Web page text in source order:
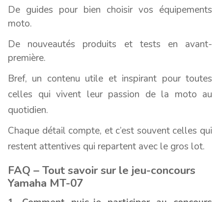
De guides pour bien choisir vos équipements
moto.
De nouveautés produits et tests en avant-
première.
Bref, un contenu utile et inspirant pour toutes
celles qui vivent leur passion de la moto au
quotidien.
Chaque détail compte, et c’est souvent celles qui
restent attentives qui repartent avec le gros lot.
FAQ – Tout savoir sur le jeu-concours
Yamaha MT-07